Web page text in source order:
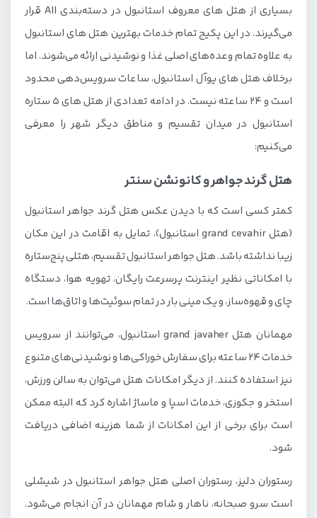
بسیاری از هتل های معروف استانبول در دسته‌بندی All قرار
می‌گیرند. در این پکیج تمام خدمات بهترین هتل های استانبول
به علاوه تمام وعده‌های اصلی غذا و نوشیدنی ارائه می‌شوند. اما
برخلاف هتل های یوآل استانبول، ساعات سرویس‌دهی محدود
است و 24 ساعته نیست. در ادامه تعدادی از هتل های 5 ستاره
استانبول در میدان تقسیم و مناطق دیگر شهر را معرفی
می‌کنیم:
هتل گرند جواهر و کانونشن سنتر
کمتر کسی است که با دیدن عکس هتل گرند جواهر استانبول
(هتل grand cevahir استانبول)، تمایل به اقامت در این مکان
زیبا نداشته باشد. هتل جواهر استانبول تقسیم، هتلی پنج‌ستاره
با امکاناتی نظیر اینترنت پرسرعت رایگان، تهویه هوا، دستگاه
چای و قهوه‌ساز، و یک مینی بار در تمام سوئیت‌ها و اتاق‌ها است.
مهمانان هتل grand javaher استانبول، می‌توانند از سرویس
خدمات 24 ساعته برای سفارش خوراکی‌ها و نوشیدنی‌های متنوع
نیز استفاده کنند. از دیگر امکانات هتل می‌توان به سالن ورزش،
استخر و جکوزی، خدمات اسپا و ماساژ اشاره کرد که البته ممکن
است برای برخی از این امکانات از شما هزینه اضافی دریافت
شود.
رستوران دلیز، رستوران اصلی هتل جواهر استانبول در شیشلی
است سرو صبحانه، ناهار و شام مهمانان در آن انجام می‌شود.